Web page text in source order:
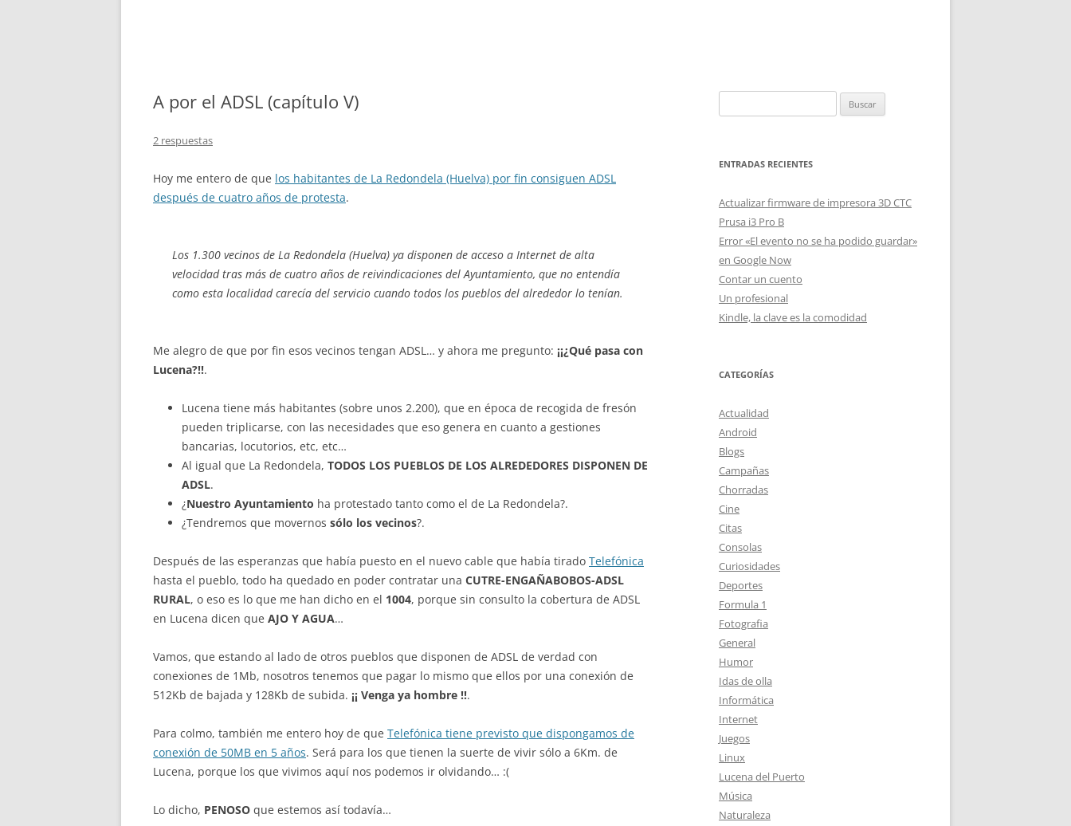
A por el ADSL (capítulo V)
2 respuestas
Hoy me entero de que los habitantes de La Redondela (Huelva) por fin consiguen ADSL
después de cuatro años de protesta.
Los 1.300 vecinos de La Redondela (Huelva) ya disponen de acceso a Internet de alta
velocidad tras más de cuatro años de reivindicaciones del Ayuntamiento, que no entendía
como esta localidad carecía del servicio cuando todos los pueblos del alrededor lo tenían.
Me alegro de que por fin esos vecinos tengan ADSL… y ahora me pregunto: ¡¡¿Qué pasa con
Lucena?!!.
Lucena tiene más habitantes (sobre unos 2.200), que en época de recogida de fresón
pueden triplicarse, con las necesidades que eso genera en cuanto a gestiones
bancarias, locutorios, etc, etc…
Al igual que La Redondela, TODOS LOS PUEBLOS DE LOS ALREDEDORES DISPONEN DE
ADSL.
¿Nuestro Ayuntamiento ha protestado tanto como el de La Redondela?.
¿Tendremos que movernos sólo los vecinos?.
Después de las esperanzas que había puesto en el nuevo cable que había tirado Telefónica
hasta el pueblo, todo ha quedado en poder contratar una CUTRE-ENGAÑABOBOS-ADSL
RURAL, o eso es lo que me han dicho en el 1004, porque sin consulto la cobertura de ADSL
en Lucena dicen que AJO Y AGUA…
Vamos, que estando al lado de otros pueblos que disponen de ADSL de verdad con
conexiones de 1Mb, nosotros tenemos que pagar lo mismo que ellos por una conexión de
512Kb de bajada y 128Kb de subida. ¡¡ Venga ya hombre !!.
Para colmo, también me entero hoy de que Telefónica tiene previsto que dispongamos de
conexión de 50MB en 5 años. Será para los que tienen la suerte de vivir sólo a 6Km. de
Lucena, porque los que vivimos aquí nos podemos ir olvidando… :(
Lo dicho, PENOSO que estemos así todavía…
ENTRADAS RECIENTES
Actualizar firmware de impresora 3D CTC
Prusa i3 Pro B
Error «El evento no se ha podido guardar»
en Google Now
Contar un cuento
Un profesional
Kindle, la clave es la comodidad
CATEGORÍAS
Actualidad
Android
Blogs
Campañas
Chorradas
Cine
Citas
Consolas
Curiosidades
Deportes
Formula 1
Fotografia
General
Humor
Idas de olla
Informática
Internet
Juegos
Linux
Lucena del Puerto
Música
Naturaleza